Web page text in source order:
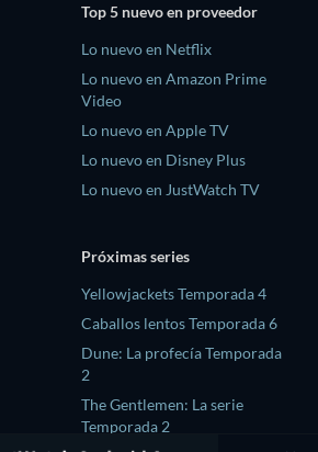
Top 5 nuevo en proveedor
Lo nuevo en Netflix
Lo nuevo en Amazon Prime
Video
Lo nuevo en Apple TV
Lo nuevo en Disney Plus
Lo nuevo en JustWatch TV
Próximas series
Yellowjackets Temporada 4
Caballos lentos Temporada 6
Dune: La profecía Temporada
2
The Gentlemen: La serie
Temporada 2